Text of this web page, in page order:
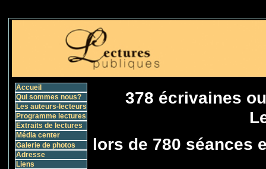
Accueil
Qui sommes nous?
Les auteurs-lecteurs
Programme lectures
Extraits de lectures
Média center
Galerie de photos
Adresse
Liens
378 écrivaines
lors de 780 séances